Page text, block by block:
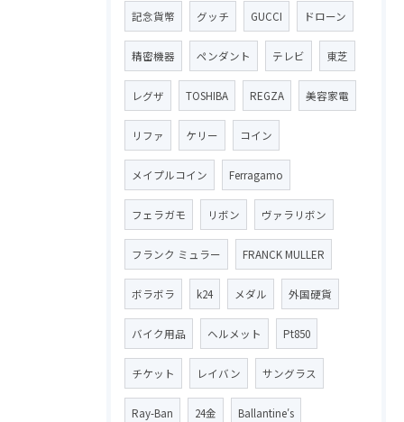
記念貨幣 グッチ GUCCI ドローン
精密機器 ペンダント テレビ 東芝
レグザ TOSHIBA REGZA 美容家電
リファ ケリー コイン
メイプルコイン Ferragamo
フェラガモ リボン ヴァラリボン
フランク ミュラー FRANCK MULLER
ボラボラ k24 メダル 外国硬貨
バイク用品 ヘルメット Pt850
チケット レイバン サングラス
Ray-Ban 24金 Ballantine′s